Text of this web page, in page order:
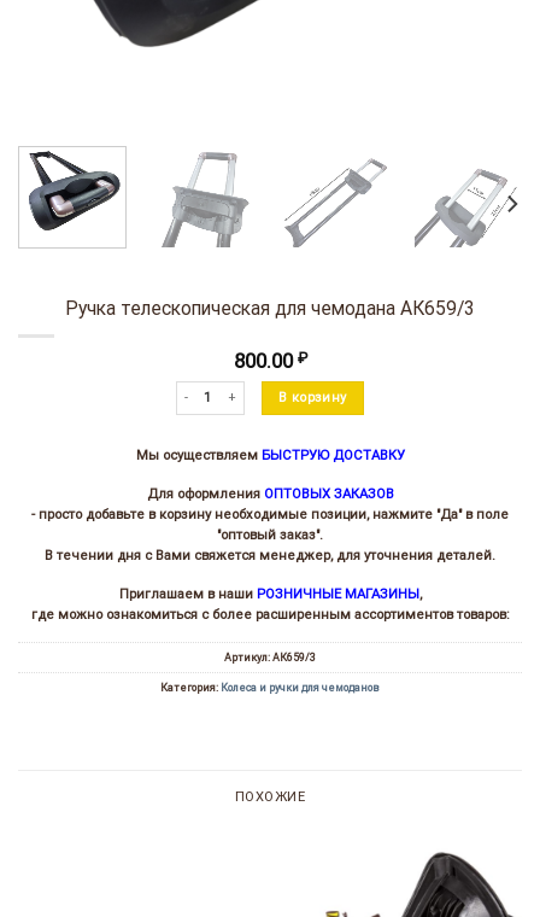
Ручка телескопическая для чемодана АК659/3
800.00 ₽
Количество товара Ручка телескопическая для чемодана
В корзину
Мы осуществляем БЫСТРУЮ ДОСТАВКУ
Для оформления ОПТОВЫХ ЗАКАЗОВ
- просто добавьте в корзину необходимые позиции, нажмите "Да" в поле
"оптовый заказ".
В течении дня с Вами свяжется менеджер, для уточнения деталей.
Приглашаем в наши РОЗНИЧНЫЕ МАГАЗИНЫ,
где можно ознакомиться с более расширенным ассортиментов товаров:
Артикул: АК659/3
Категория: Колеса и ручки для чемоданов
ПОХОЖИЕ